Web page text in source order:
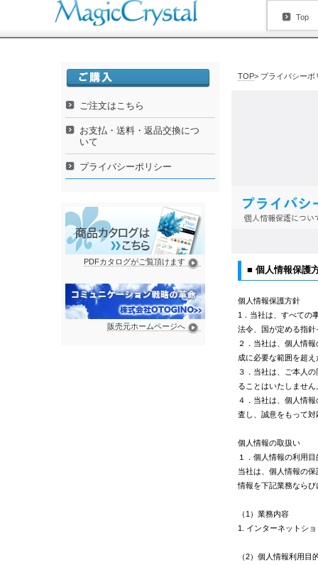
Top
TOP> プライバシーポ
■ 個人情報保護
個人情報保護方針
1．当社は、すべての
法令、国が定める指
２．当社は、個人情
成に必要な範囲を超
３．当社は、ご本人
ることはいたしません
４．当社は、個人情
査し、誠意をもって
個人情報の取扱い
１．個人情報の利用
当社は、個人情報の
情報を下記業務なら
（1）業務内容
1. インターネットシ
（2）個人情報利用目
ご注文はこちら
お支払・送料・返品交換につ
いて
プライバシーポリシー
PDFカタログがご覧頂けます
販売元ホームページへ